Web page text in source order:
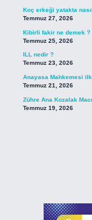
Koç erkeği yatakta
Temmuz 27, 2026
Kibirli fakir ne demek ?
Temmuz 25, 2026
ILL nedir ?
Temmuz 23, 2026
Anayasa Mahkemesi ilk
Temmuz 21, 2026
Zühre Ana Kozalak
Temmuz 19, 2026